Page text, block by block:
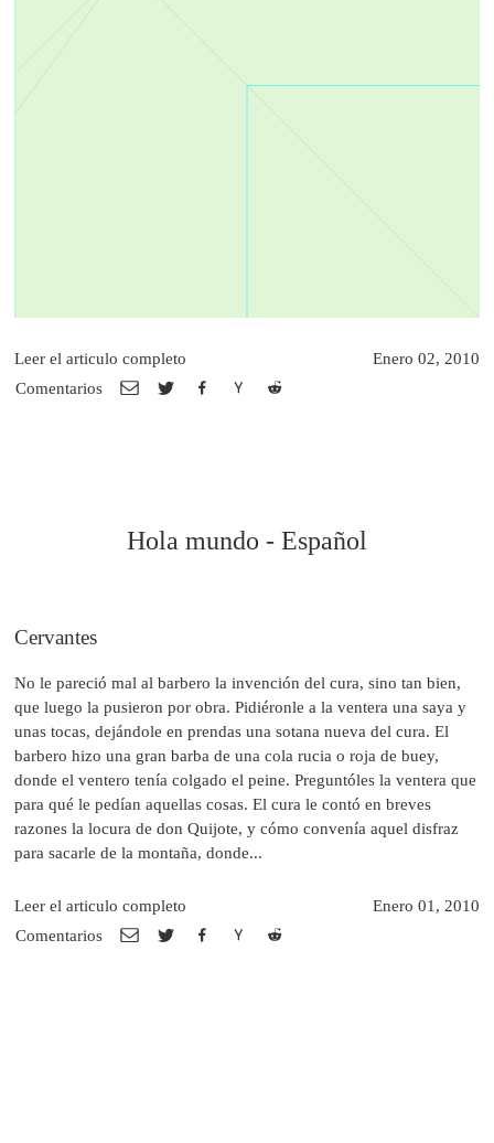
Comentarios
Leer el articulo completo Enero 02, 2010
Hola mundo - Español
Cervantes
No le pareció mal al barbero la invención del cura, sino tan bien,
que luego la pusieron por obra. Pidiéronle a la ventera una saya y
unas tocas, dejándole en prendas una sotana nueva del cura. El
barbero hizo una gran barba de una cola rucia o roja de buey,
donde el ventero tenía colgado el peine. Preguntóles la ventera que
para qué le pedían aquellas cosas. El cura le contó en breves
razones la locura de don Quijote, y cómo convenía aquel disfraz
para sacarle de la montaña, donde...
Comentarios
Leer el articulo completo Enero 01, 2010